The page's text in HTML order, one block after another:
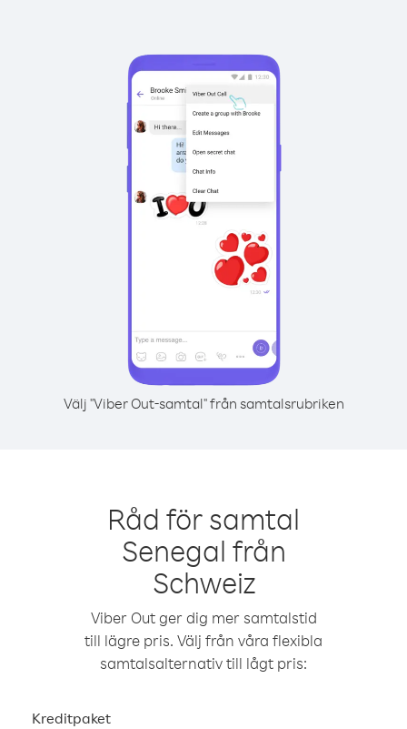
Välj "Viber Out-samtal" från samtalsrubriken
Råd för samtal
Senegal från
Schweiz
Viber Out ger dig mer samtalstid
till lägre pris. Välj från våra flexibla
samtalsalternativ till lågt pris:
Kreditpaket